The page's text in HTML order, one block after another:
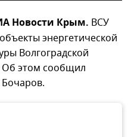
Новости Крым. ВСУ
энергетической
Волгоградской
Об этом сообщил